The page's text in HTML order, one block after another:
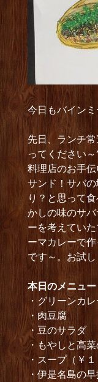
今日もバイン
先日、ランチ
ってください
料理店のお手
サンド！サバ
り？と思って
かしの味のサ
ーを考えてい
ーマカレーで
です～。お試し
本日のメニュー
・グリーンカレ
・肉豆腐
・豆のサラダ
・もやしと高
・スープ（￥１
・伊是名島の